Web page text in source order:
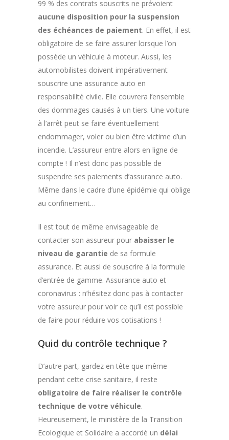
99 % des contrats souscrits ne prévoient
aucune disposition pour la suspension
des échéances de paiement. En effet, il est
obligatoire de se faire assurer lorsque l’on
possède un véhicule à moteur. Aussi, les
automobilistes doivent impérativement
souscrire une assurance auto en
responsabilité civile. Elle couvrera l’ensemble
des dommages causés à un tiers. Une voiture
à l’arrêt peut se faire éventuellement
endommager, voler ou bien être victime d’un
incendie. L’assureur entre alors en ligne de
compte ! Il n’est donc pas possible de
suspendre ses paiements d’assurance auto.
Même dans le cadre d’une épidémie qui oblige
au confinement…
Il est tout de même envisageable de
contacter son assureur pour abaisser le
niveau de garantie de sa formule
assurance. Et aussi de souscrire à la formule
d’entrée de gamme. Assurance auto et
coronavirus : n’hésitez donc pas à contacter
votre assureur pour voir ce qu’il est possible
de faire pour réduire vos cotisations !
Quid du contrôle technique ?
D’autre part, gardez en tête que même
pendant cette crise sanitaire, il reste
obligatoire de faire réaliser le contrôle
technique de votre véhicule.
Heureusement, le ministère de la Transition
Ecologique et Solidaire a accordé un délai